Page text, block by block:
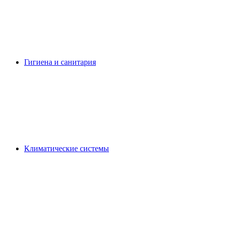
Гигиена и санитария
Климатические системы